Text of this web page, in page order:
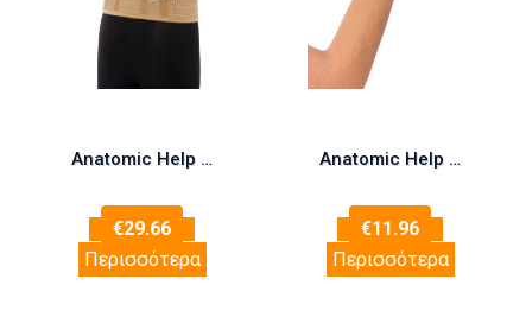
Anatomic Help 5187 Ζώνη Οσφύος Χρώμα Μπεζ One Size
€29.66
Περισσότερα
Anatomic Help 0553 Στήριγμα Καρπού και αντίχειρα One Size
€11.96
Περισσότερα